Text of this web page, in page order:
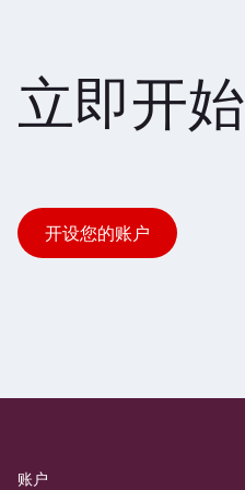
立即开始
开设您的账户
账户